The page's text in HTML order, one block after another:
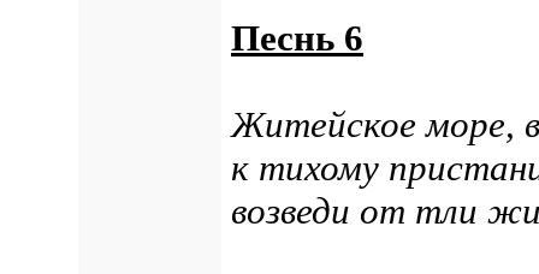
Песнь 6
Житейское море,
к тихому
возведи от тли